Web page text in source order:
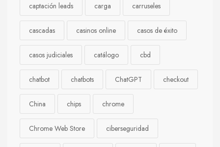
captación leads carga carruseles
cascadas casinos online casos de éxito
casos judiciales catálogo cbd
chatbot chatbots ChatGPT checkout
China chips chrome
Chrome Web Store ciberseguridad